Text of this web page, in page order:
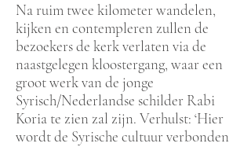
Na ruim twee kilometer wandelen,
kijken en contempleren zullen de
bezoekers de kerk verlaten via de
naastgelegen kloostergang, waar een
groot werk van de jonge
Syrisch/Nederlandse schilder Rabi
Koria te zien zal zijn. Verhulst: ‘Hier
wordt de Syrische cultuur verbonden